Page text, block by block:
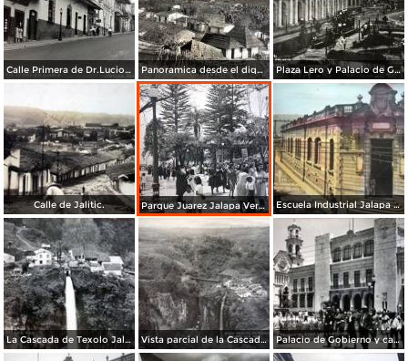
Calle Primera de Dr.Lucio Xalapa Veracruz Panoramica desde el dique Xalapa Veracruz. Plaza Lero y Palacio de Gobierno
Calle de Jalitic. Parque Juarez Jalapa Veracruz. Escuela Industrial Jalapa Veracruz.
La Cascada de Texolo Jalapa Veracruz. Vista parcial de la Cascada de Texolo Jalapa Veracruz. Palacio de Gobierno y catedral Jalapa Veracruz.